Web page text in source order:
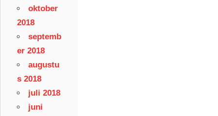
oktober
2018
septemb
er 2018
augustu
s 2018
juli 2018
juni